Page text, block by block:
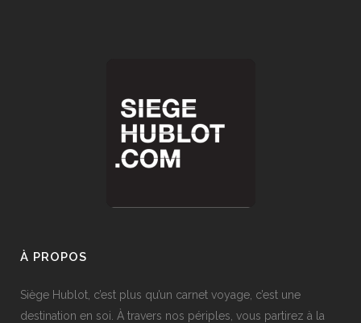
À PROPOS
Siège Hublot, c’est plus qu’un carnet voyage, c’est une
destination en soi. À travers nos périples, vous partirez à la